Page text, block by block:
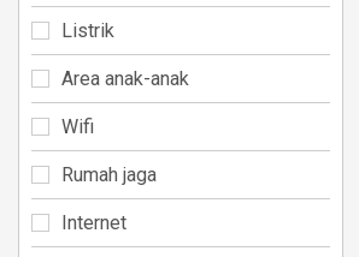
Listrik
Area anak-anak
Wifi
Rumah jaga
Internet